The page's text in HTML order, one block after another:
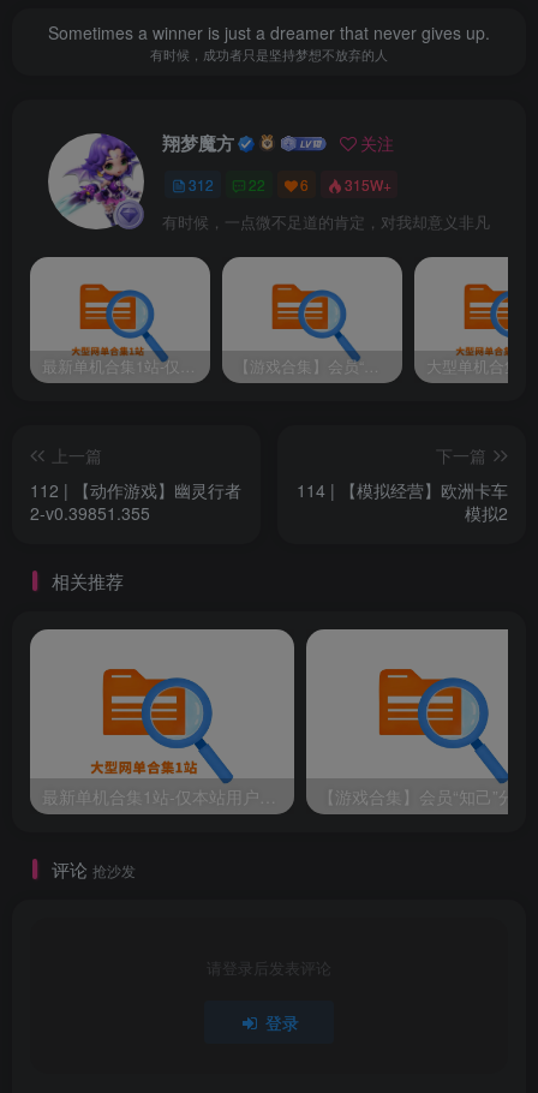
（注：并非一定要开本站会员，你可以自己去找，游戏
并非本站创作，本站只做收集整理，并录制安装教程）
仅供本站会员可免费下载，请注册并开通本站会员
©下载资源版权归原作者所有;本站所有资源均来源于网
修改记得备份数据，出错无法恢复！一切修改，与本店
（站）无关！
视频教程（仅供参考）：
抖音搜索“贰玖”（抖音号：XM.CULB）点点关注，点点
Sometimes a winner is just a dreamer that never gives up.
有时候，成功者只是坚持梦想不放弃的人
翔梦魔方 关注
312 22 6 315W+
有时候，一点微不足道的肯定，对我却意义非凡
最新单机合集1站-仅本站用户可下载（直链满速下载） 【游戏合集】会员“知己”分享 1T网游单机大合集 某宝购买收集 带架设教程视频(部分免虚拟机一键端 )
上一篇
112 | 【动作游戏】幽灵行者
2-v0.39851.355
下一篇
114 | 【模拟经营】欧洲卡车
模拟2
相关推荐
评论 抢沙发
请登录后发表评论
登录